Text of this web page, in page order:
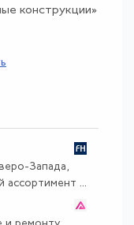
конструкции»
Запада,
ассортимент ...